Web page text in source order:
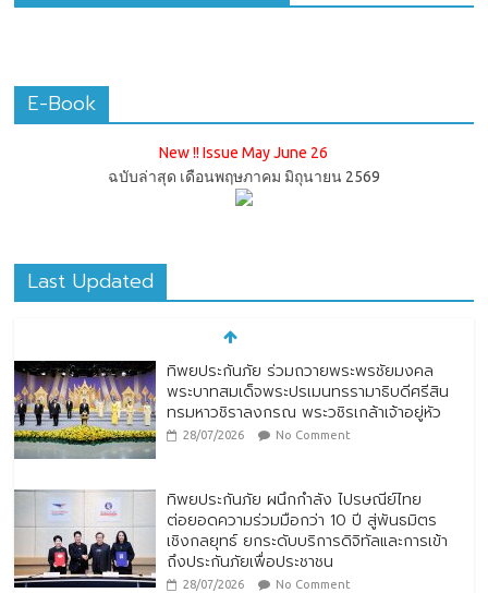
E-Book
New !! Issue May June 26
ฉบับล่าสุด เดือนพฤษภาคม มิถุนายน 2569
Last Updated
ทิพยประกันภัย ร่วมถวายพระพรชัยมงคล
พระบาทสมเด็จพระปรเมนทรรามาธิบดีศรีสิน
ทรมหาวชิราลงกรณ พระวชิรเกล้าเจ้าอยู่หัว
28/07/2026 No Comment
ทิพยประกันภัย ผนึกกำลัง ไปรษณีย์ไทย
ต่อยอดความร่วมมือกว่า 10 ปี สู่พันธมิตร
เชิงกลยุทธ์ ยกระดับบริการดิจิทัลและการเข้า
ถึงประกันภัยเพื่อประชาชน
28/07/2026 No Comment